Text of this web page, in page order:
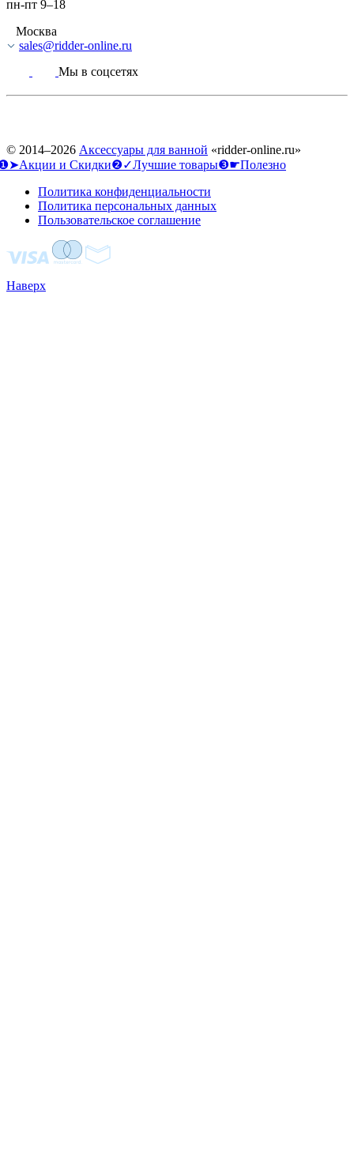
пн-пт 9–18
Москва
sales@ridder-online.ru
Мы в соцсетях
© 2014–2026 Аксессуары для ванной «ridder-online.ru»
и Скидки❷✓Лучшие товары❸☛Полезно
Политика конфиденциальности
Политика персональных данных
Пользовательское соглашение
Наверх